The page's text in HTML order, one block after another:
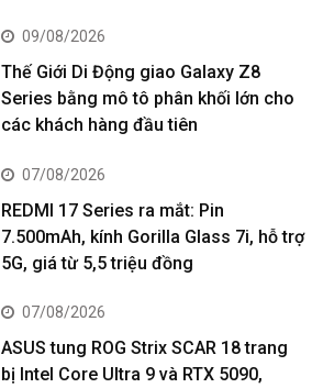
09/08/2026
Thế Giới Di Động giao Galaxy Z8
Series bằng mô tô phân khối lớn cho
các khách hàng đầu tiên
07/08/2026
REDMI 17 Series ra mắt: Pin
7.500mAh, kính Gorilla Glass 7i, hỗ trợ
5G, giá từ 5,5 triệu đồng
07/08/2026
ASUS tung ROG Strix SCAR 18 trang
bị Intel Core Ultra 9 và RTX 5090,